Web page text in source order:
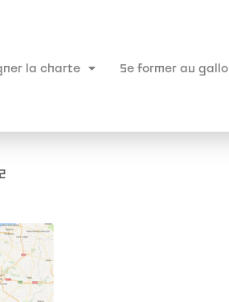
la charte Se former au gallo